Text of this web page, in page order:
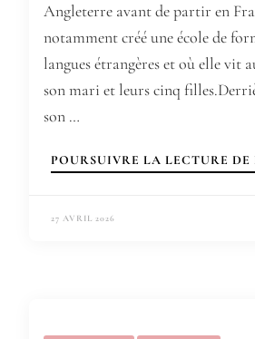
Angleterre avant de partir en
notamment créé une école de
langues étrangères et où elle vit
son mari et leurs cinq
son …
POURSUIVRE LA LECTURE DE
27 AVRIL 2026